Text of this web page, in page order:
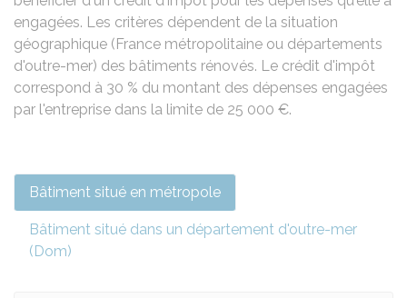
engagées. Les critères dépendent de la situation
géographique (France métropolitaine ou départements
d'outre-mer) des bâtiments rénovés. Le crédit d'impôt
correspond à 30 % du montant des dépenses engagées
par l'entreprise dans la limite de 25 000 €.
Bâtiment situé en métropole
Bâtiment situé dans un département d'outre-mer
(Dom)